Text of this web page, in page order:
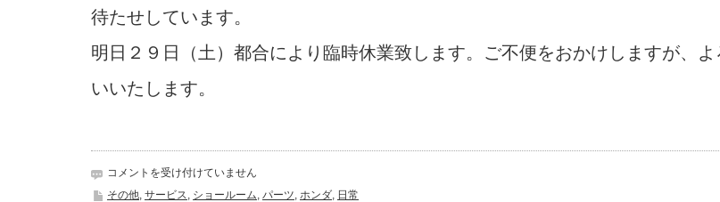
待たせしています。
明日２９日（土）都合により臨時休業致します。ご不便をおかけしますが、
いいたします。
加
工
コメントを受け付けていません
その他, サービス, ショールーム, パーツ, ホンダ, 日常